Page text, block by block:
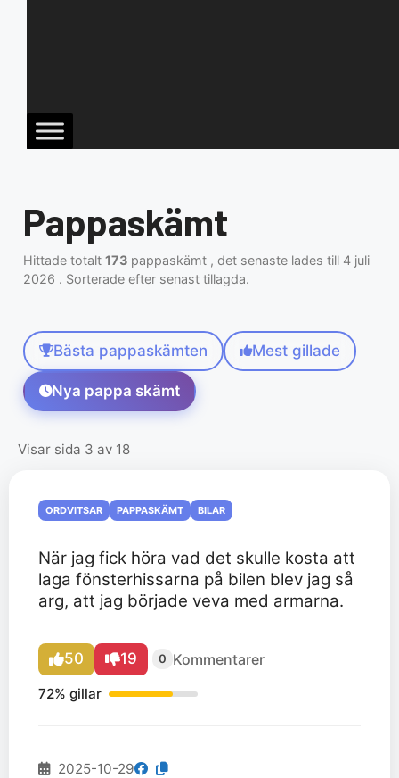
Pappaskämt
Hittade totalt 173 pappaskämt , det senaste lades till 4 juli
2026 . Sorterade efter senast tillagda.
Bästa pappaskämten Mest gillade
Nya pappa skämt
Visar sida 3 av 18
ORDVITSAR PAPPASKÄMT BILAR
När jag fick höra vad det skulle kosta att
laga fönsterhissarna på bilen blev jag så
arg, att jag började veva med armarna.
50 19 0 Kommentarer
72% gillar
2025-10-29